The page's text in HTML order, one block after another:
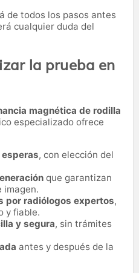
de todos los pasos antes
cualquier duda del
la prueba en
magnética de rodilla
especializado ofrece
, con elección del
que garantizan
imagen.
por radiólogos expertos,
y fiable.
y segura, sin trámites
antes y después de la